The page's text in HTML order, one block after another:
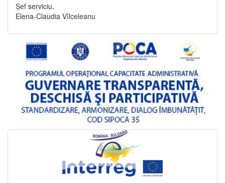
Șef serviciu,
Elena-Claudia Vîlceleanu